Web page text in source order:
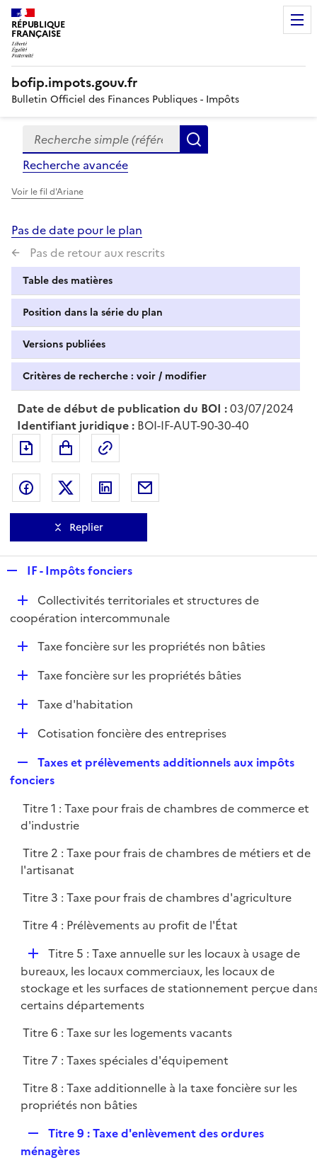
RÉPUBLIQUE
FRANÇAISE
bofip.impots.gouv.fr
Bulletin Officiel des Finances Publiques - Impôts
Formulaire
de
recherche
Recherche simple (références, mots clés, partie du
Recherche avancée
Voir le fil d'Ariane
Pas de date pour le plan
Pas de retour aux rescrits
Table des matières
Position dans la série du plan
Versions publiées
Critères de recherche : voir / modifier
Date de début de publication du BOI :03/07/2024
Identifiant juridique : BOI-IF-AUT-90-30-40
Exporter le document au format pdf
Partager sur Facebook
Partager sur Twitter
Partager sur LinkedIn
Replier
p
l
i
e
r
IF - Impôts fonciers
D
é
Collectivités territoriales et structures de
coopération intercommunale
DTaxe foncière sur les propriétés non bâties
D
r
Taxe foncière sur les propriétés bâties
D
e
r
Taxe d'habitation
D
l
i
e
r
Cotisation foncière des entreprises
e
l
i
e
Taxes et prélèvements additionnels aux impôts
fonciers
Titre 1 : Taxe pour frais de chambres de commerce et
d'industrie
Titre 2 : Taxe pour frais de chambres de métiers et de
l'artisanat
Titre 3 : Taxe pour frais de chambres d'agriculture
Titre 4 : Prélèvements au profit de l'État
D
é
p
l
e
r
Titre 5 : Taxe annuelle sur les locaux à usage de
bureaux, les locaux commerciaux, les locaux de
stockage et les surfaces de stationnement perçue
certains départements
Titre 6 : Taxe sur les logements vacants
Titre 7 : Taxes spéciales d'équipement
Titre 8 : Taxe additionnelle à la taxe foncière sur les
propriétés non bâties
e
Titre 9 : Taxe d'enlèvement des ordures
ménagères